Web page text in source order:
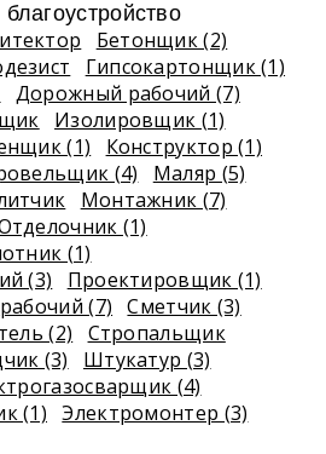
Бетонщик (2)
Гипсокартонщик (1)
Дорожный рабочий (7)
Изолировщик (1)
(1)
Конструктор (1)
(4)
Маляр (5)
Монтажник (7)
(1)
(1)
(3)
Проектировщик (1)
(7)
Сметчик (3)
(2)
Стропальщик
(3)
Штукатур (3)
(4)
(1)
Электромонтер (3)